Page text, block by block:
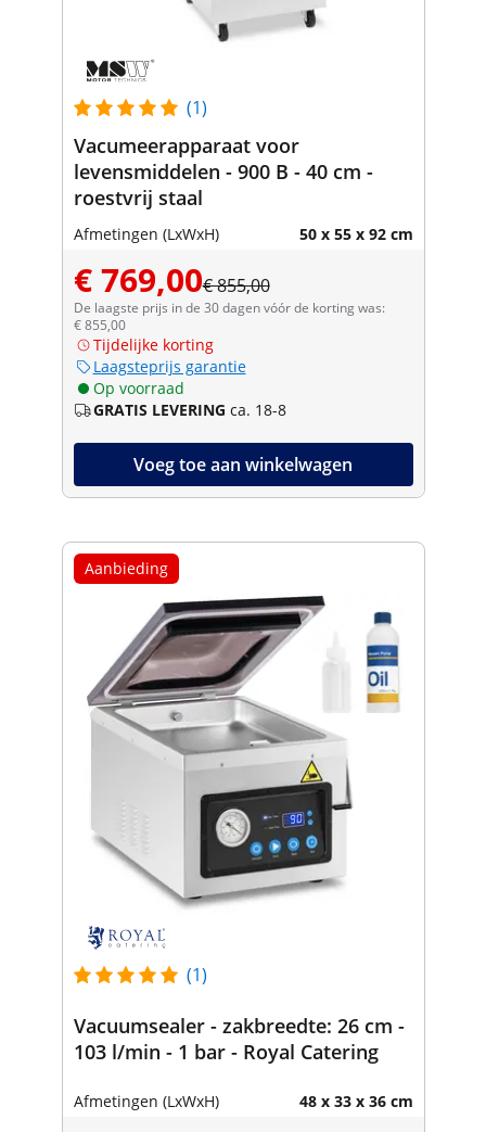
(1)
Vacumeerapparaat voor
levensmiddelen - 900 B - 40 cm -
roestvrij staal
Afmetingen (LxWxH) 50 x 55 x 92 cm
€ 769,00€ 855,00
De laagste prijs in de 30 dagen vóór de korting was:
€ 855,00
Tijdelijke korting
Laagsteprijs garantie
Op voorraad
GRATIS LEVERING ca. 18-8
Voeg toe aan winkelwagen
Aanbieding
(1)
Vacuumsealer - zakbreedte: 26 cm -
103 l/min - 1 bar - Royal Catering
Afmetingen (LxWxH) 48 x 33 x 36 cm